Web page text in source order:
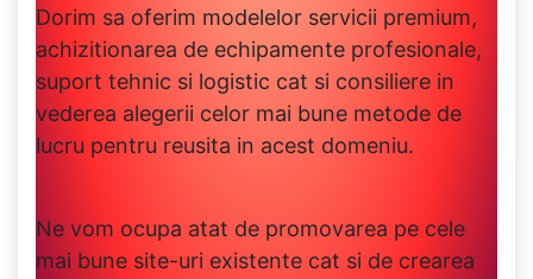
Dorim sa oferim modelelor servicii premium,
achizitionarea de echipamente profesionale,
suport tehnic si logistic cat si consiliere in
vederea alegerii celor mai bune metode de
lucru pentru reusita in acest domeniu.
Ne vom ocupa atat de promovarea pe cele
mai bune site-uri existente cat si de crearea